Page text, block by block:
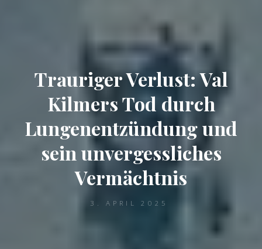
Trauriger Verlust: Val
Kilmers Tod durch
Lungenentzündung und
sein unvergessliches
Vermächtnis
3. APRIL 2025